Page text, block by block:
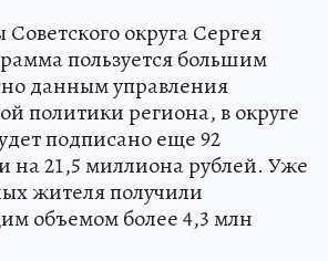
округа Сергея
пользуется большим
данным управления
политики региона, в округе
подписано еще 92
на 21,5 миллиона рублей. Уже
жителя получили
объемом более 4,3 млн